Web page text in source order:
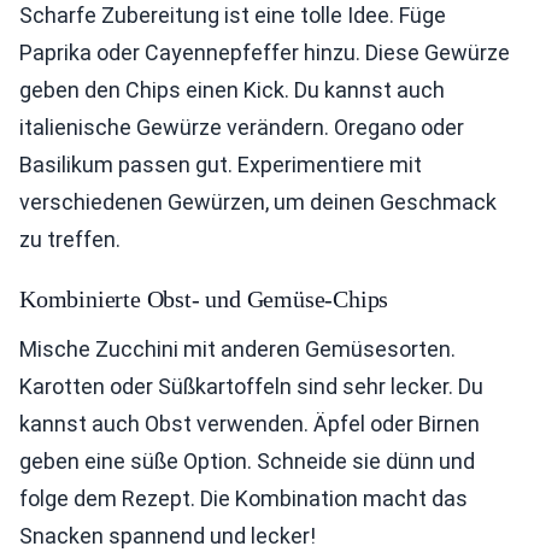
Scharfe Zubereitung ist eine tolle Idee. Füge
Paprika oder Cayennepfeffer hinzu. Diese Gewürze
geben den Chips einen Kick. Du kannst auch
italienische Gewürze verändern. Oregano oder
Basilikum passen gut. Experimentiere mit
verschiedenen Gewürzen, um deinen Geschmack
zu treffen.
Kombinierte Obst- und Gemüse-Chips
Mische Zucchini mit anderen Gemüsesorten.
Karotten oder Süßkartoffeln sind sehr lecker. Du
kannst auch Obst verwenden. Äpfel oder Birnen
geben eine süße Option. Schneide sie dünn und
folge dem Rezept. Die Kombination macht das
Snacken spannend und lecker!